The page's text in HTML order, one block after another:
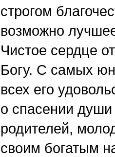
строгом
возможно
Чистое сердце
Богу. С самых
всех его
о спасении
родителей,
своим богатым